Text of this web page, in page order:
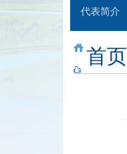
代表简介
首页